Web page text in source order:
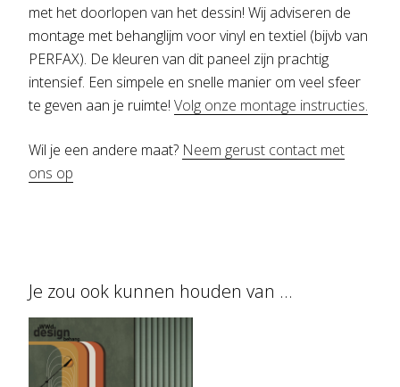
met het doorlopen van het dessin! Wij adviseren de
montage met behanglijm voor vinyl en textiel (bijvb van
PERFAX). De kleuren van dit paneel zijn prachtig
intensief. Een simpele en snelle manier om veel sfeer
te geven aan je ruimte! Volg onze montage instructies.
Wil je een andere maat? Neem gerust contact met
ons op
Je zou ook kunnen houden van …